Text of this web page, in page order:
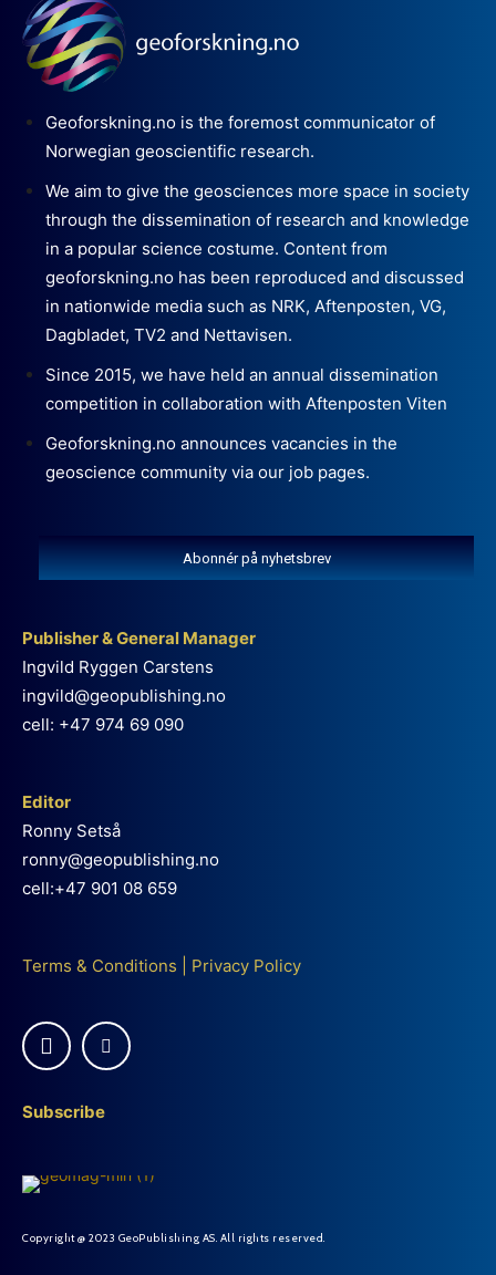
Geoforskning.no is the foremost communicator of
Norwegian geoscientific research.
We aim to give the geosciences more space in society
through the dissemination of research and knowledge
in a popular science costume. Content from
geoforskning.no has been reproduced and discussed
in nationwide media such as NRK, Aftenposten, VG,
Dagbladet, TV2 and Nettavisen.
Since 2015, we have held an annual dissemination
competition in collaboration with Aftenposten Viten
Geoforskning.no announces vacancies in the
geoscience community via our job pages.
Abonnér på nyhetsbrev
Publisher & General Manager
Ingvild Ryggen Carstens
ingvild@geopublishing.no
cell: +47 974 69 090
Editor
Ronny Setså
ronny@geopublishing.no
cell:+47 901 08 659
Terms & Conditions Privacy Policy
Subscribe
Copyright @ 2023 GeoPublishing AS. All rights reserved.